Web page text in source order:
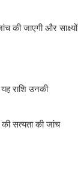
की जाएगी और साक्ष्यों
राशि उनकी
सत्यता की जांच